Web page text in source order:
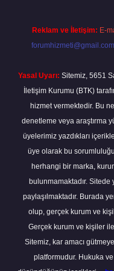
Reklam ve İletişim: E-
forumhizmeti@gmail.com
Yasal Uyarı: Sitemiz, 5651
İletişim Kurumu (BTK)
hizmet vermektedir. Bu
denetleme veya araştırma
üyelerimiz yazdıkları
üye olarak bu
herhangi bir marka,
bulunmamaktadır. Sitede
paylaşılmaktadır. Burada
olup, gerçek kurum ve
Gerçek kurum ve kişiler
Sitemiz, kar amacı
platformudur. Hukuka